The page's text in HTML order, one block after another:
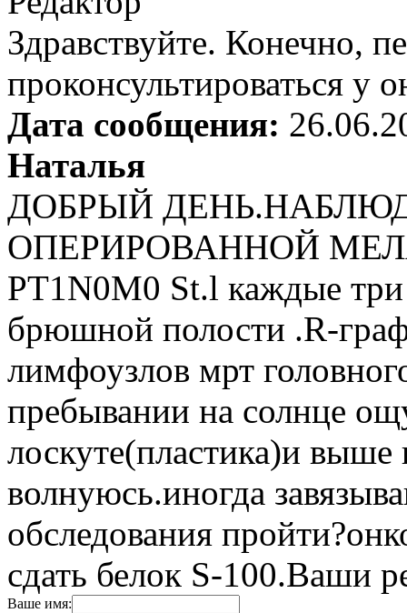
Здравствуйте. Конечно,
проконсультироваться у
Дата сообщения:
Наталья
ДОБРЫЙ
ОПЕРИРОВАННОЙ
PT1N0M0 St.l каждые
брюшной полости .R-
лимфоузлов мрт
пребывании на солнце
лоскуте(пластика)и выше
волнуюсь.иногда
обследования
сдать белок S-100.Ваши
Ваше имя: